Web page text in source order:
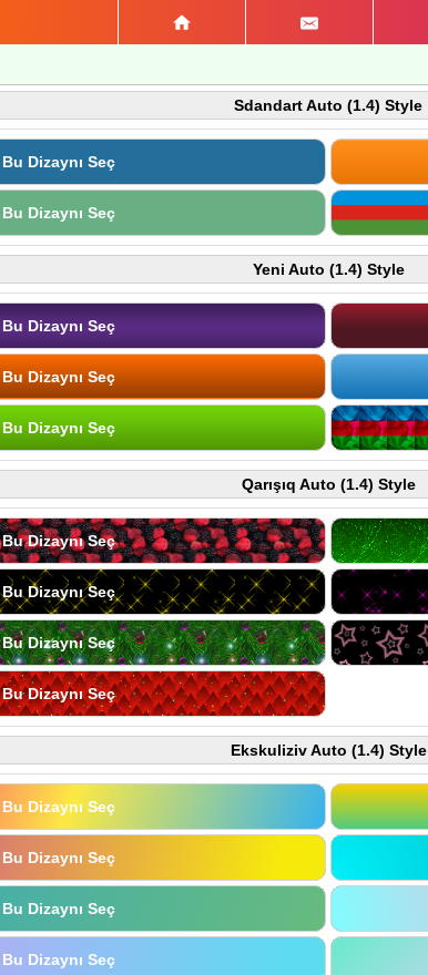
Sdandart Auto (1.4) Style
Bu Dizaynı Seç
Bu Dizaynı Seç
Yeni Auto (1.4) Style
Bu Dizaynı Seç
Bu Dizaynı Seç
Bu Dizaynı Seç
Qarışıq Auto (1.4) Style
Bu Dizaynı Seç
Bu Dizaynı Seç
Bu Dizaynı Seç
Bu Dizaynı Seç
Ekskuliziv Auto (1.4) Style
Bu Dizaynı Seç
Bu Dizaynı Seç
Bu Dizaynı Seç
Bu Dizaynı Seç